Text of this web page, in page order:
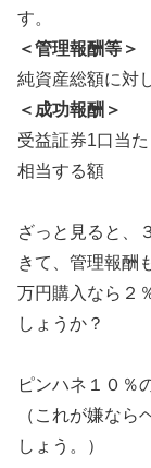
す。
＜管理報酬等＞
純資産総額に対
＜成功報酬＞
受益証券1口当
相当する額
ざっと見ると、
きて、管理報酬
万円購入なら２
しょうか？
ピンハネ１０％
（これが嫌な
しょう。）